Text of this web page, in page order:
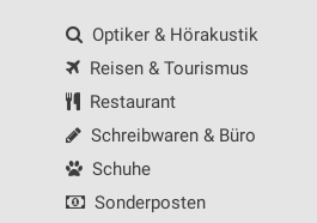
Optiker & Hörakustik
Reisen & Tourismus
Restaurant
Schreibwaren & Büro
Schuhe
Sonderposten